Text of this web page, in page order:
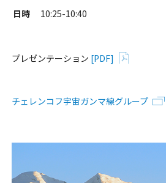
日時 10:25-10:40
プレゼンテーション [PDF]
チェレンコフ宇宙ガンマ線グループ